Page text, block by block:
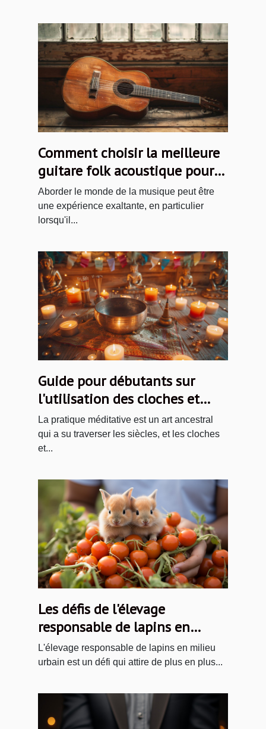
Comment choisir la meilleure
guitare folk acoustique pour
débutants
Aborder le monde de la musique peut être
une expérience exaltante, en particulier
lorsqu'il...
Guide pour débutants sur
l'utilisation des cloches et
dorjés tibétains
La pratique méditative est un art ancestral
qui a su traverser les siècles, et les cloches
et...
Les défis de l'élevage
responsable de lapins en
milieu urbain
L'élevage responsable de lapins en milieu
urbain est un défi qui attire de plus en plus...